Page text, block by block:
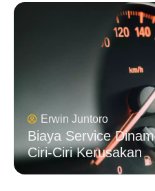
Erwin Juntoro
Biaya Service
Ciri-Ciri Kerusakan